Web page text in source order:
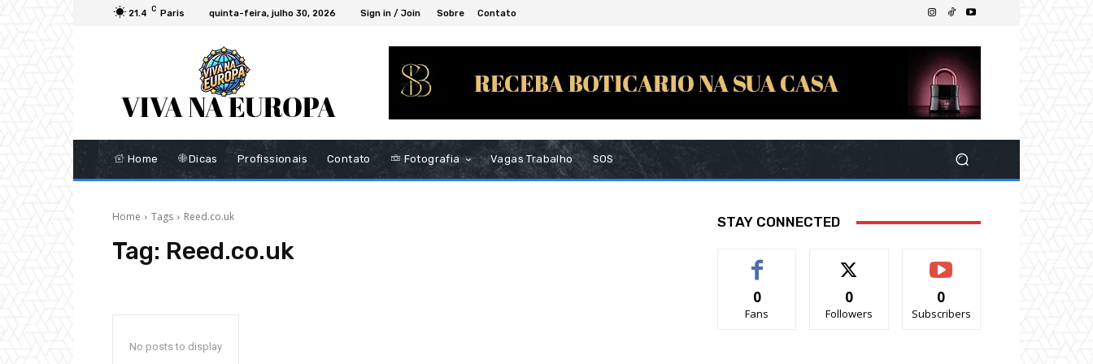
21.4 C Paris quinta-feira, julho 30, 2026 Sign in / Join Sobre Contato
Home Dicas Profissionais Contato Fotografia Vagas Trabalho SOS
Home Tags Reed.co.uk
Tag: Reed.co.uk
No posts to display
STAY CONNECTED
0
Fans
0
Followers
0
Subscribers